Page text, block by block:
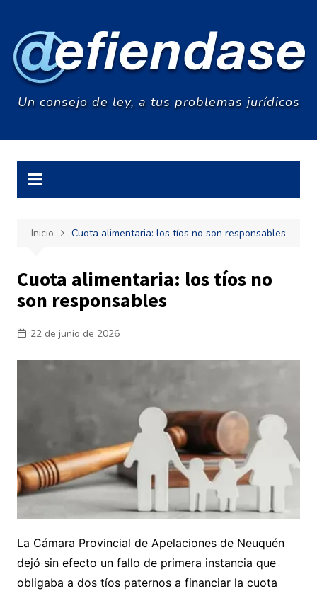
contenido
Un consejo de ley, a tus problemas jurídicos
Inicio Cuota alimentaria: los tíos no son responsables
Cuota alimentaria: los tíos no
son responsables
22 de junio de 2026
La Cámara Provincial de Apelaciones de Neuquén
dejó sin efecto un fallo de primera instancia que
obligaba a dos tíos paternos a financiar la cuota